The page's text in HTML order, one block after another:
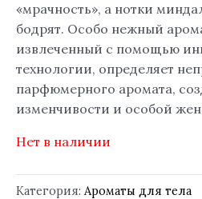
«мрачность», а нотки
бодрят. Особо нежный
извлеченный с помощью
технологии, определяет
парфюмерного аромата,
изменчивости и особой
Нет в наличии
Категория: Ароматы для тела